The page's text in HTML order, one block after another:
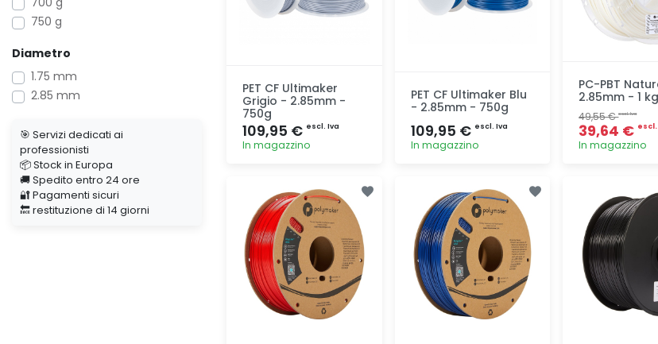
750 g
Diametro
1.75 mm
2.85 mm
🎯 Servizi dedicati ai
professionisti
📦 Stock in Europa
🚚 Spedito entro 24 ore
🔐 Pagamenti sicuri
🔙 restituzione di 14 giorni
PET CF Ultimaker
Grigio - 2.85mm -
750g
109,95 € escl. Iva
In magazzino
PET CF Ultimaker Blu
- 2.85mm - 750g
109,95 € escl. Iva
In magazzino
PC-PBT
2.85mm - 1 kg
49,55 €escl. Iva
39,64 €
In magazzino